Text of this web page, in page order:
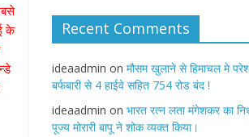
के
Recent Comments
ideaadmin on मौसम खुलाने से हिमाचल मे
बर्फबारी से 4 हाईवे सहित 754 रोड बंद !
ideaadmin on भारत रत्न लता मंगेशकर का
पूज्य मोरारी बापू ने शोक व्यक्त किया।